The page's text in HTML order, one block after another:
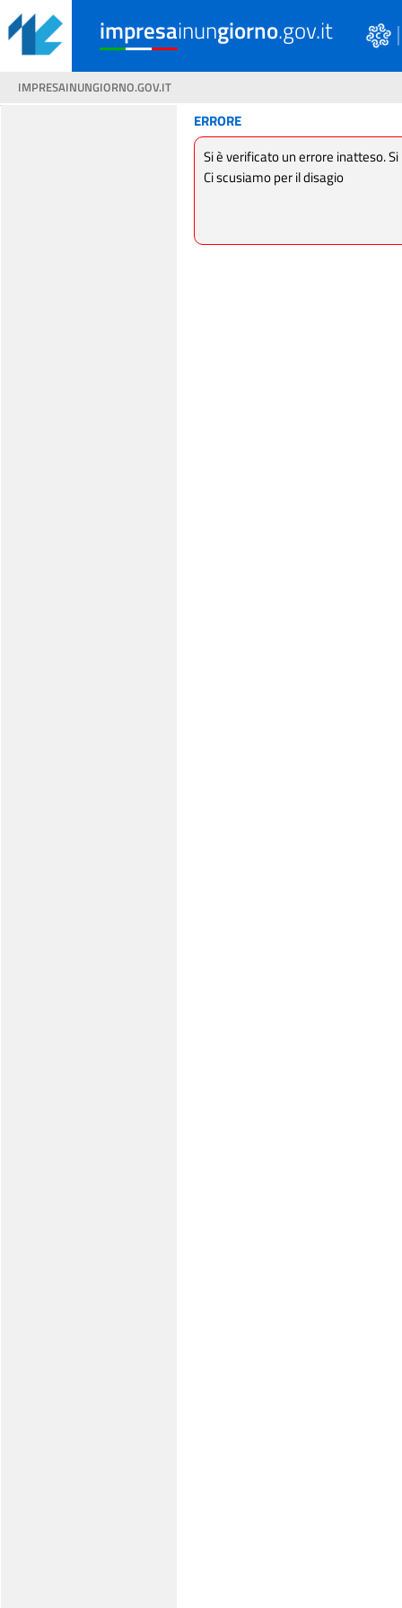
impresainungiorno.gov.it
IMPRESAINUNGIORNO.GOV.IT
ERRORE
Si è verificato un errore inatteso.
Ci scusiamo per il disagio